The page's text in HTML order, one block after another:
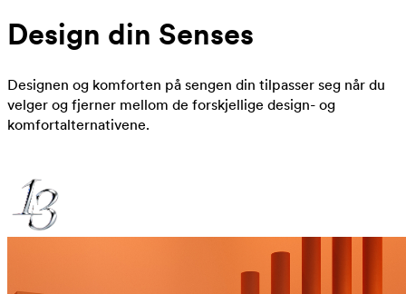
Design din Senses
Designen og komforten på sengen din tilpasser seg når du
velger og fjerner mellom de forskjellige design- og
komfortalternativene.